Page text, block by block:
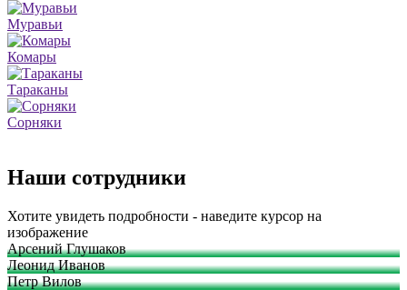
Муравьи
Комары
Тараканы
Сорняки
Наши сотрудники
Хотите увидеть подробности - наведите курсор на
изображение
Арсений Глушаков
Леонид Иванов
Петр Вилов